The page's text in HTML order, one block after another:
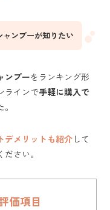
ンプーが知りたい
ンプーをランキング形
ラインで手軽に購入で
デメリットも紹介 して
さい。
価項目